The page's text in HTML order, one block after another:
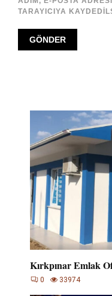
TARAYICIYA
Kırkpınar Emlak
0 33974